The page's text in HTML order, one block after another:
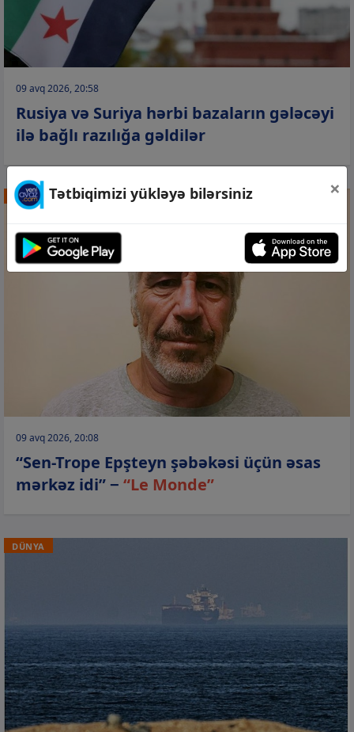
09 avq 2026, 20:58
Rusiya və Suriya hərbi bazaların gələcəyi
ilə bağlı razılığa gəldilər
DÜNYA
09 avq 2026, 20:08
“Sen-Trope Epşteyn şəbəkəsi üçün əsas
mərkəz idi” − “Le Monde”
DÜNYA
Tətbiqimizi yükləyə bilərsiniz ×